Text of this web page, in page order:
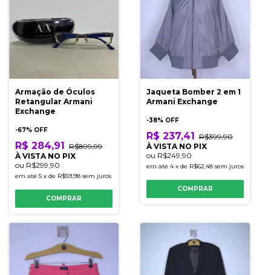
Armação de Óculos
Retangular Armani
Exchange
-67% OFF
R$ 284,91
R$899,99
À VISTA NO PIX
ou R$299,90
em até 5 x de R$59,98 sem juros
COMPRAR
Jaqueta Bomber 2 em 1
Armani Exchange
-38% OFF
R$ 237,41
R$399,90
À VISTA NO PIX
ou R$249,90
em até 4 x de R$62,48 sem juros
COMPRAR